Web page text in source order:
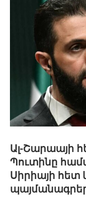
Ալ-Շարաայի
Պուտինը
Սիրիայի